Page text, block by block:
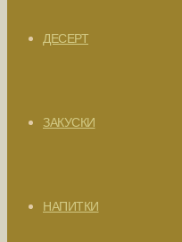
ДЕСЕРТ
ЗАКУСКИ
НАПИТКИ